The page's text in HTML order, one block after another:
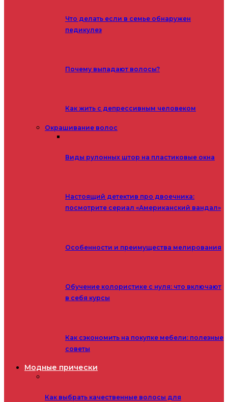
Что делать если в семье обнаружен
педикулез
Почему выпадают волосы?
Как жить с депрессивным человеком
Окрашивание волос
Виды рулонных штор на пластиковые окна
Настоящий детектив про двоечника:
посмотрите сериал «Американский вандал»
Особенности и преимущества мелирования
Обучение колористике с нуля: что включают
в себя курсы
Как сэкономить на покупке мебели: полезные
советы
Модные прически
Как выбрать качественные волосы для